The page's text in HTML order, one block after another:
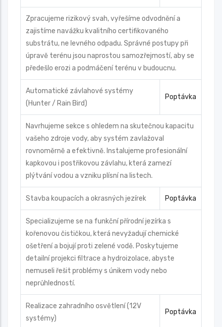
Zpracujeme rizikový svah, vyřešíme odvodnění a
zajistíme navážku kvalitního certifikovaného
substrátu, ne levného odpadu. Správné postupy při
úpravě terénu jsou naprostou samozřejmostí, aby se
předešlo erozi a podmáčení terénu v budoucnu.
Automatické závlahové systémy
(Hunter / Rain Bird)
Poptávka
Navrhujeme sekce s ohledem na skutečnou kapacitu
vašeho zdroje vody, aby systém zavlažoval
rovnoměrně a efektivně. Instalujeme profesionální
kapkovou i postřikovou závlahu, která zamezí
plýtvání vodou a vzniku plísní na listech.
Stavba koupacích a okrasných jezírek Poptávka
Specializujeme se na funkční přírodní jezírka s
kořenovou čističkou, která nevyžadují chemické
ošetření a bojují proti zelené vodě. Poskytujeme
detailní projekci filtrace a hydroizolace, abyste
nemuseli řešit problémy s únikem vody nebo
neprůhledností.
Realizace zahradního osvětlení (12V
systémy)
Poptávka